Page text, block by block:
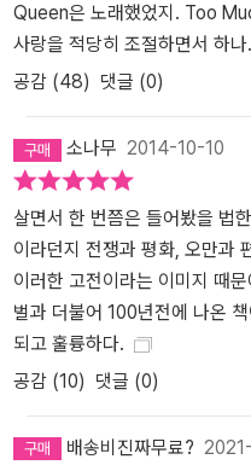
Queen은 노래했었지. Too
사랑을 적당히 조절하면서 하나.
공감 (48) 댓글 (0)
소나무 2014-10-10
살면서 한 번쯤은 들어봤을 법
이라던지 전쟁과 평화, 오만과
이러한 고전이라는 이미지 때
벌과 더불어 100년전에 나온
되고 훌륭하다.
공감 (10) 댓글 (0)
배송비진짜무료?